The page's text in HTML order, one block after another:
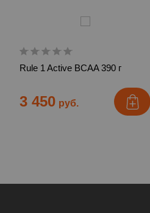
Rule 1 Active BCAA 390 г
3 450 руб.